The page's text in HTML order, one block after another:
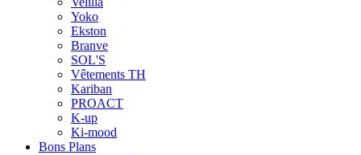
Yoko
Ekston
Branve
SOL'S
Vêtements TH
Kariban
PROACT
K-up
Ki-mood
Bons Plans